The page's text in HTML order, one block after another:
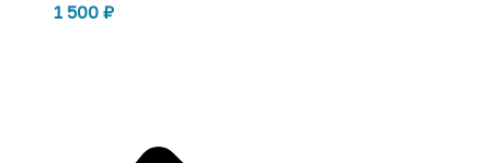
1 500₽